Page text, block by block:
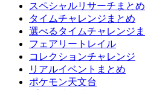
スペシャルリサーチまとめ
タイムチャレンジまとめ
選べるタイムチャレンジ
フェアリートレイル
コレクションチャレンジ
リアルイベントまとめ
ポケモン天文台